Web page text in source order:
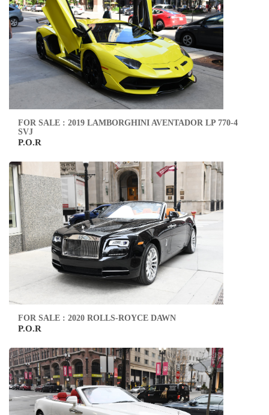
FOR SALE : 2019 LAMBORGHINI AVENTADOR LP 770-4
SVJ
P.O.R
FOR SALE : 2020 ROLLS-ROYCE DAWN
P.O.R